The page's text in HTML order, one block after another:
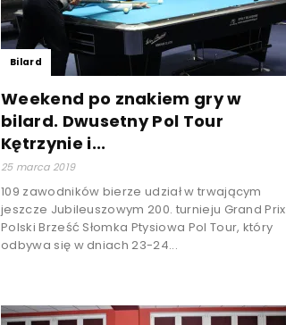
Bilard
Weekend po znakiem gry w
bilard. Dwusetny Pol Tour
Kętrzynie i...
25 marca 2019
109 zawodników bierze udział w trwającym
jeszcze Jubileuszowym 200. turnieju Grand Prix
Polski Brześć Słomka Ptysiowa Pol Tour, który
odbywa się w dniach 23-24...